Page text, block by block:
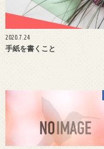
2020.7.24
手紙を書くこと